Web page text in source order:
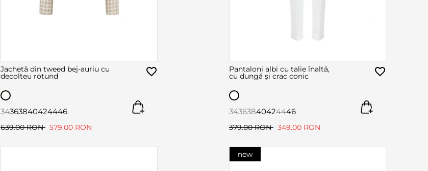
Jachetă din tweed bej-auriu cu
decolteu rotund
34363840424446
639.00 RON 579.00 RON
Pantaloni albi cu talie înaltă,
cu dungă și crac conic
34363840424446
379.00 RON 349.00 RON
new